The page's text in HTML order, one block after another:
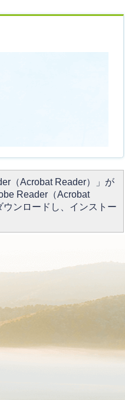
（Acrobat Reader）」が
Reader（Acrobat
ンロードし、インストー